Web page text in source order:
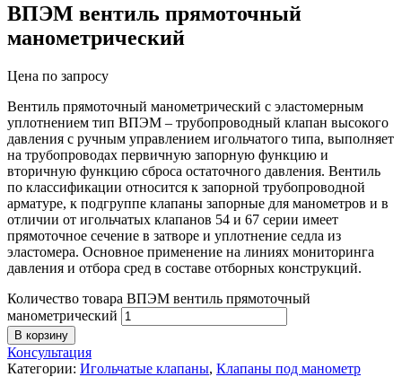
ВПЭМ вентиль прямоточный
манометрический
Цена по запросу
Вентиль прямоточный манометрический с эластомерным
уплотнением тип ВПЭМ – трубопроводный клапан высокого
давления с ручным управлением игольчатого типа, выполняет
на трубопроводах первичную запорную функцию и
вторичную функцию сброса остаточного давления. Вентиль
по классификации относится к запорной трубопроводной
арматуре, к подгруппе клапаны запорные для манометров и в
отличии от игольчатых клапанов 54 и 67 серии имеет
прямоточное сечение в затворе и уплотнение седла из
эластомера. Основное применение на линиях мониторинга
давления и отбора сред в составе отборных конструкций.
Количество товара ВПЭМ вентиль прямоточный
манометрический
В корзину
Консультация
Категории: Игольчатые клапаны, Клапаны под манометр